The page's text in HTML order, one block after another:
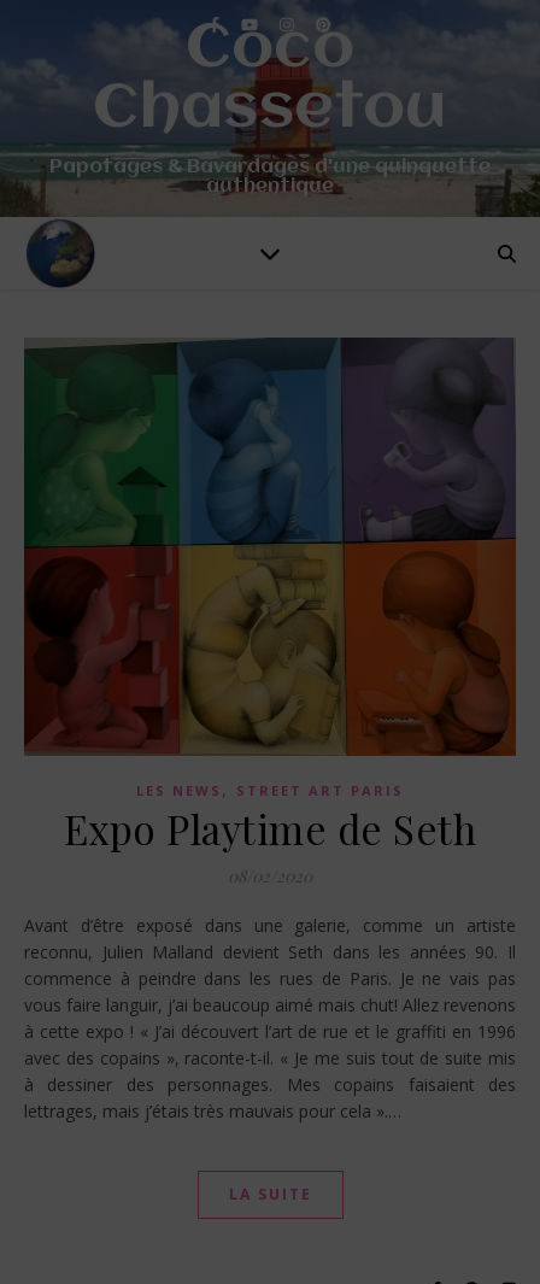
Coco
Chassetou
Papotages & Bavardages d'une quinquette
authentique
LES NEWS , STREET ART PARIS
Expo Playtime de Seth
08/02/2020
Avant d’être exposé dans une galerie, comme un artiste
reconnu, Julien Malland devient Seth dans les années 90. Il
commence à peindre dans les rues de Paris. Je ne vais pas
vous faire languir, j’ai beaucoup aimé mais chut! Allez revenons
à cette expo ! « J’ai découvert l’art de rue et le graffiti en 1996
avec des copains », raconte-t-il. « Je me suis tout de suite mis
à dessiner des personnages. Mes copains faisaient des
lettrages, mais j’étais très mauvais pour cela ».…
LA SUITE